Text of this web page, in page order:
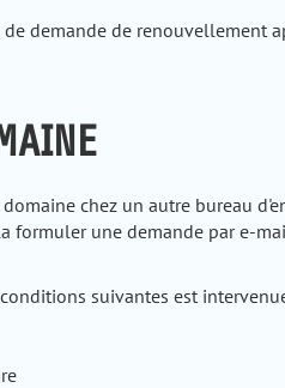
de demande de renouvellement
chez un autre bureau
formuler une demande par e-
suivantes est